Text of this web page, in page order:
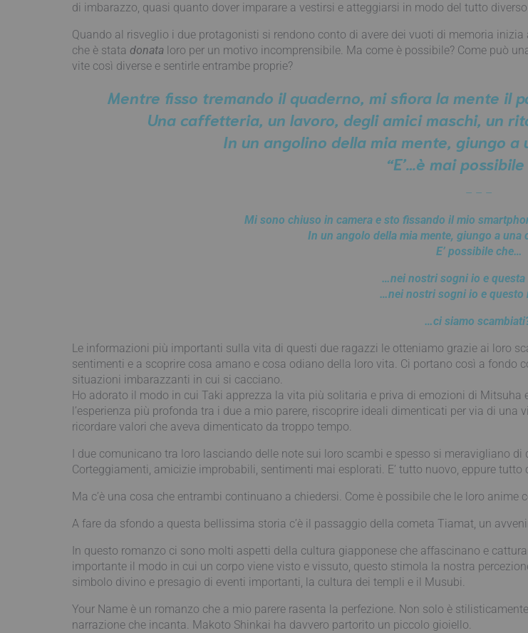
di imbarazzo, quasi quanto dover imparare a vestirsi e atteggiarsi in modo del tutto
Quando al risveglio i due protagonisti si rendono conto di avere dei vuoti di memoria
che è stata donata loro per un motivo incomprensibile. Ma come è possibile? Come può
vite così diverse e sentirle entrambe proprie?
Mentre fisso tremando il quaderno, mi sfiora la mente il
Una caffetteria, un lavoro, degli amici maschi, un
In un angolino della mia mente, giungo a
“E’…è mai
– – –
Mi sono chiuso in camera e sto fissando il mio
In un angolo della mia mente, giungo a una
E’ possibile che…
…nei nostri sogni io e questa
…nei nostri sogni io e questo
…ci siamo
Le informazioni più importanti sulla vita di questi due ragazzi le otteniamo grazie ai loro
sentimenti e a scoprire cosa amano e cosa odiano della loro vita. Ci portano così a fondo
situazioni imbarazzanti in cui si cacciano.
Ho adorato il modo in cui Taki apprezza la vita più solitaria e priva di emozioni di
l’esperienza più profonda tra i due a mio parere, riscoprire ideali dimenticati per via di
ricordare valori che aveva dimenticato da troppo tempo.
I due comunicano tra loro lasciando delle note sui loro scambi e spesso si meravigliano
Corteggiamenti, amicizie improbabili, sentimenti mai esplorati. E’ tutto nuovo, eppure tutto
Ma c’è una cosa che entrambi continuano a chiedersi. Come è possibile che le loro
A fare da sfondo a questa bellissima storia c’è il passaggio della cometa Tiamat, un
In questo romanzo ci sono molti aspetti della cultura giapponese che affascinano e
importante il modo in cui un corpo viene visto e vissuto, questo stimola la nostra
simbolo divino e presagio di eventi importanti, la cultura dei templi e il Musubi.
Your Name è un romanzo che a mio parere rasenta la perfezione. Non solo è
narrazione che incanta. Makoto Shinkai ha davvero partorito un piccolo gioiello.